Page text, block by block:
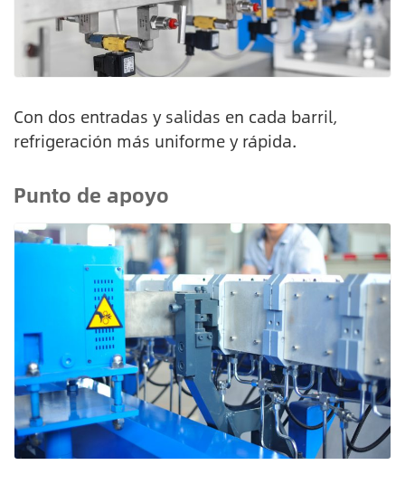
Con dos entradas y salidas en cada barril,
refrigeración más uniforme y rápida.
Punto de apoyo